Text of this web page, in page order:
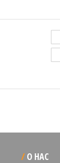
О НАС